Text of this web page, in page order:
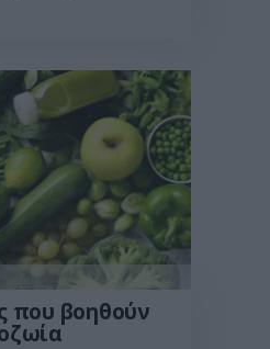
που βοηθούν